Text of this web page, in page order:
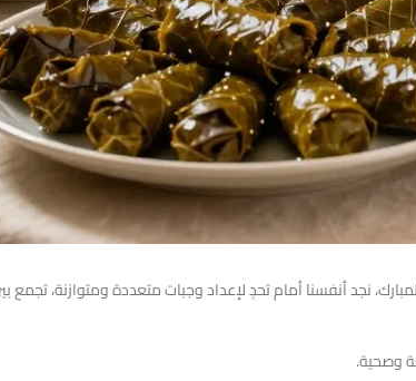
نجد أنفسنا أمام تحدٍ لإعداد وجبات متعددة ومتوازنة، تجمع
وصحية.